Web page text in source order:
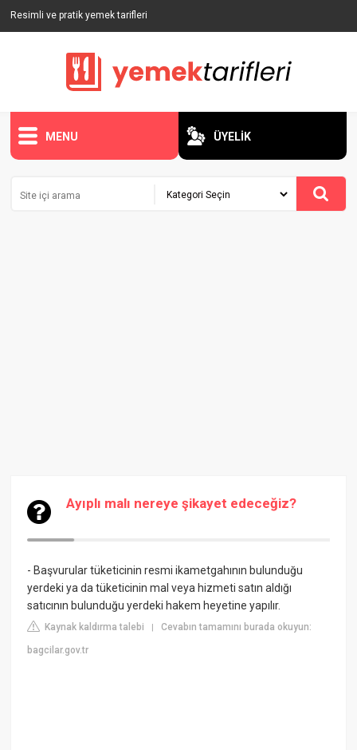
Resimli ve pratik yemek tarifleri
MENU ÜYELİK
Ayıplı malı nereye şikayet edeceğiz?
- Başvurular tüketicinin resmi ikametgahının bulunduğu
yerdeki ya da tüketicinin mal veya hizmeti satın aldığı
satıcının bulunduğu yerdeki hakem heyetine yapılır.
Kaynak kaldırma talebi |Cevabın tamamını burada okuyun:
bagcilar.gov.tr